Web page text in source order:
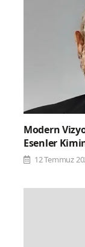
Modern
Esenler
12 Temmuz